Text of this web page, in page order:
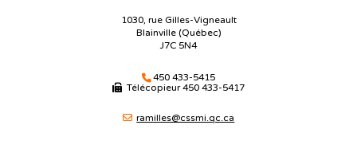
1030, rue Gilles-Vigneault
Blainville (Québec)
J7C 5N4
450 433-5415
Télécopieur450 433-5417
ramilles@cssmi.qc.ca